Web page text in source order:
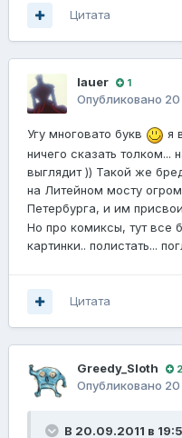
Цитата
lauer 1
Опубликовано 20
Угу многовато букв
я
ничего сказать толком...
выглядит )) Такой же
на Литейном мосту
Петербурга, и им
Но про комиксы, тут все
картинки.. полистать...
Цитата
Greedy_Sloth
Опубликовано 20
В 20.09.2011 в